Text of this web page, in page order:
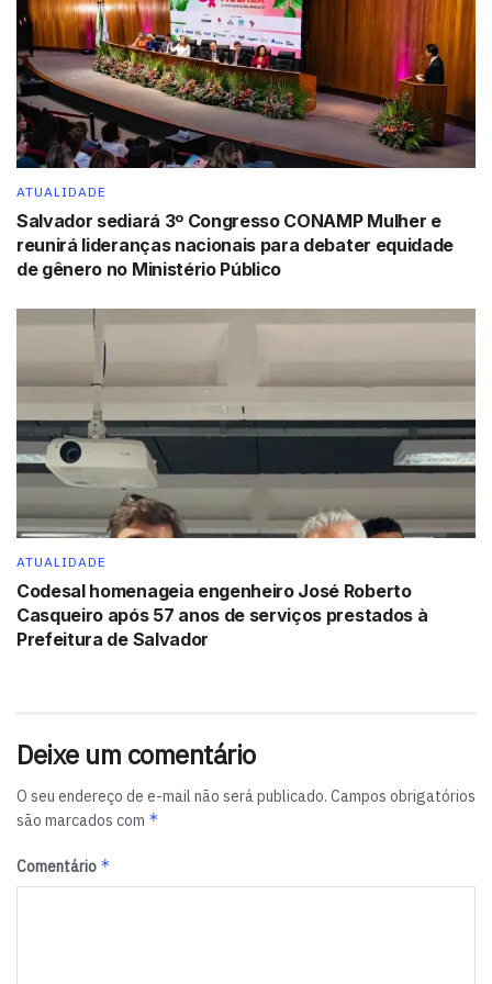
tanto para crianças quanto para os próprios internautas.
Tags: Adultização destaque
ATUALIDADE
Salvador sediará 3º Congresso CONAMP Mulher e
reunirá lideranças nacionais para debater equidade
de gênero no Ministério Público
ATUALIDADE
Codesal homenageia engenheiro José Roberto
Casqueiro após 57 anos de serviços prestados à
Prefeitura de Salvador
Deixe um comentário
O seu endereço de e-mail não será publicado. Campos obrigatórios
são marcados com *
Comentário *